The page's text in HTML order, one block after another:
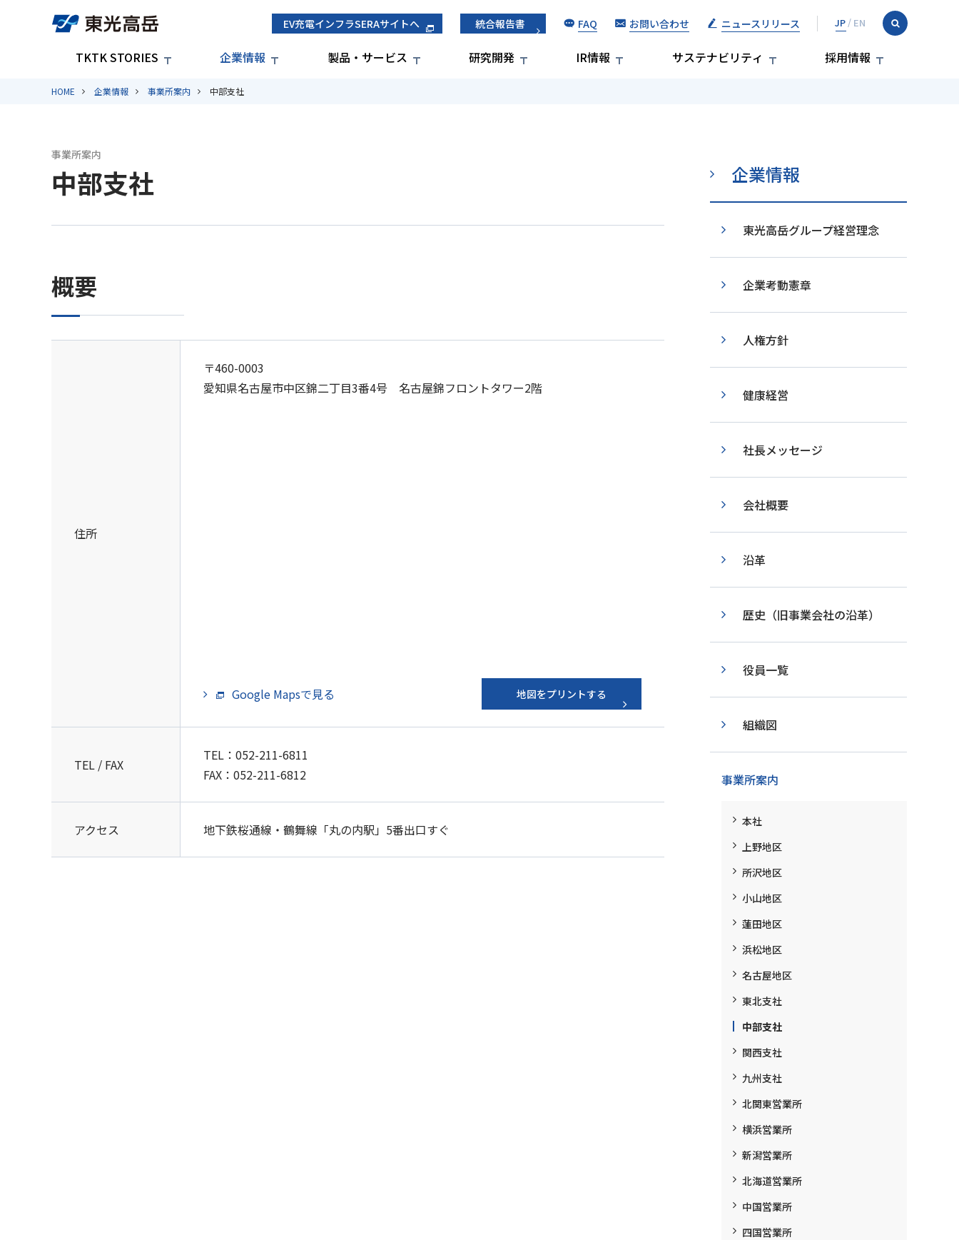
EV充電インフラSERAサイトへ 統合報告書 FAQ お問い合わせ ニュースリリース
TKTK STORIES 企業情報 製品・サービス 研究開発 IR情報 サステナビリティ 採用情報
HOME 企業情報 事業所案内 中部支社
事業所案内
中部支社
概要
住所
〒460-0003
愛知県名古屋市中区錦二丁目3番4号 名古屋錦フロントタワー2階
Google Mapsで見る 地図をプリントする
TEL / FAX
TEL： 052-211-6811
FAX：052-211-6812
アクセス 地下鉄桜通線・鶴舞線「丸の内駅」5番出口すぐ
企業情報
東光高岳グループ経営理念
企業考動憲章
人権方針
健康経営
社長メッセージ
会社概要
沿革
歴史（旧事業会社の沿革）
役員一覧
組織図
事業所案内
本社
上野地区
所沢地区
小山地区
蓮田地区
浜松地区
名古屋地区
東北支社
中部支社
関西支社
九州支社
北関東営業所
横浜営業所
新潟営業所
北海道営業所
中国営業所
四国営業所